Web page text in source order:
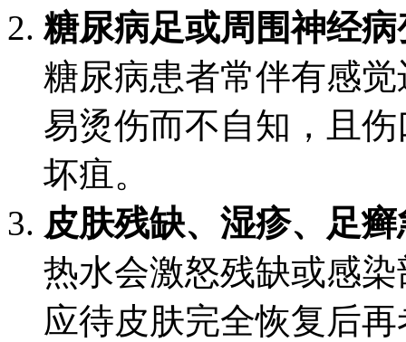
糖尿病足或周围神经病
糖尿病患者常伴有感
易烫伤而不自知，且
坏疽。
皮肤残缺、湿疹、足
热水会激怒残缺或感
应待皮肤完全恢复后